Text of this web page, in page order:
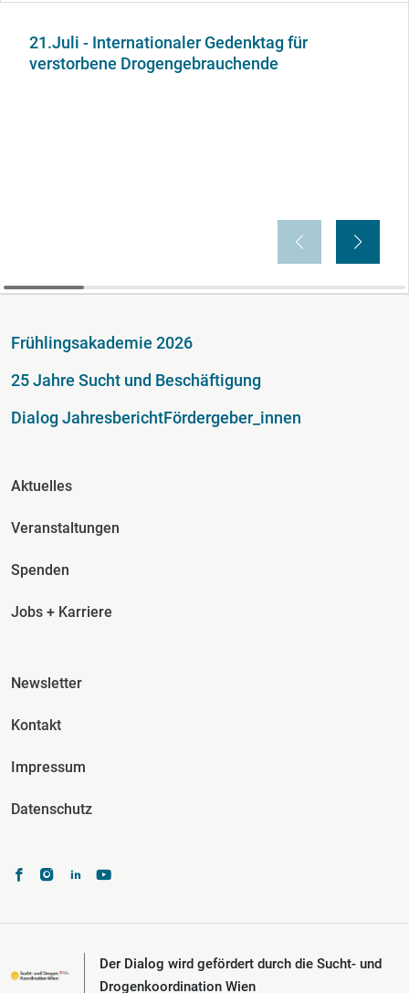
21.Juli - Internationaler Gedenktag für
verstorbene Drogengebrauchende
Fußzeile
Frühlingsakademie 2026
25 Jahre Sucht und Beschäftigung
Dialog JahresberichtFördergeber_innen
Fusszeile Spalte 2
Aktuelles
Veranstaltungen
Spenden
Jobs + Karriere
Fusszeile Spalte 3
Newsletter
Kontakt
Impressum
Datenschutz
Der Dialog wird gefördert durch die Sucht- und
Drogenkoordination Wien